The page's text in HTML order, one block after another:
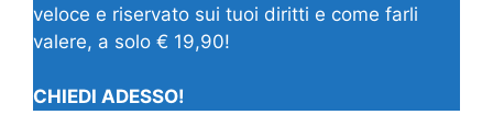
veloce e riservato sui tuoi diritti e come farli
valere, a solo € 19,90!
CHIEDI ADESSO!